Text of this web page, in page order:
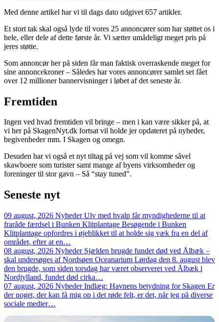
Med denne artikel har vi til dags dato udgivet 657 artikler.
Et stort tak skal også lyde til vores 25 annoncører som har støttet os i
hele, eller dele af dette første år. Vi sætter umådeligt meget pris på
jeres støtte.
Som annoncør her på siden får man faktisk overraskende meget for
sine annoncekroner – Således har vores annoncører samlet set fået
over 12 millioner bannervisninger i løbet af det seneste år.
Fremtiden
Ingen ved hvad fremtiden vil bringe – men i kan være sikker på, at
vi her på SkagenNyt.dk fortsat vil holde jer opdateret på nyheder,
begivenheder mm. I Skagen og omegn.
Desuden har vi også et nyt tiltag på vej som vil komme såvel
skawboere som turister samt mange af byens virksomheder og
foreninger til stor gavn – Så “stay tuned”.
Seneste nyt
09 august, 2026 Nyheder Ulv med hvalp får myndighederne til at
fraråde færdsel i Bunken Klitplantage Besøgende i Bunken
Klitplantage opfordres i øjeblikket til at holde sig væk fra en del af
området, efter at en…
08 august, 2026 Nyheder Sjælden brugde fundet død ved Ålbæk –
skal undersøges af Nordsøen Oceanarium Lørdag den 8. august blev
den brugde, som siden torsdag har været observeret ved Ålbæk i
Nordjylland, fundet død cirka…
07 august, 2026 Nyheder Indlæg: Havnens betydning for Skagen Er
der noget, der kan få mig op i det røde felt, er det, når jeg på diverse
sociale medier…